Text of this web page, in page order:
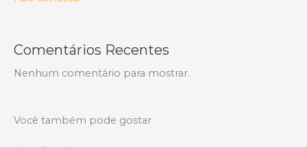
Comentários Recentes
Nenhum comentário para mostrar.
Você também pode gostar